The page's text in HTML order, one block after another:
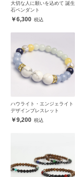
大切な人に願いを込めて 誕生
石ペンダント
6,300
ハウライト・エンジェライト
デザインブレスレット
9,200